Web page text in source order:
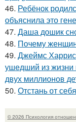
46. Ребёнок
объяснила это
47. Даша дошик
48. Почему
49. Джеймс
ушедший из жизни
двух миллионов
50. Отстань от
© 2026 Психология